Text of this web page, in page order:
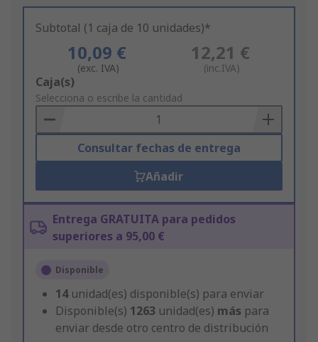
Subtotal (1 caja de 10 unidades)*
10,09 €
(exc. IVA)
12,21 €
(inc.IVA)
Add
to
Basket
Caja(s)
Selecciona o escribe la cantidad
Consultar fechas de entrega
Añadir
Entrega GRATUITA para pedidos
superiores a 95,00 €
Disponible
14 unidad(es) disponible(s) para enviar
Disponible(s) 1263 unidad(es) más para
enviar desde otro centro de distribución